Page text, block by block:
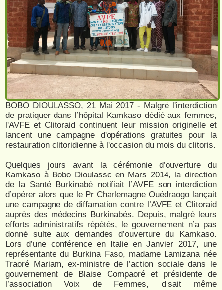
BOBO DIOULASSO, 21 Mai 2017 - Malgré l'interdiction
de pratiquer dans l’hôpital Kamkaso dédié aux femmes,
l'AVFE et Clitoraid continuent leur mission originelle et
lancent une campagne d'opérations gratuites pour la
restauration clitoridienne à l'occasion du mois du clitoris.
Quelques jours avant la cérémonie d’ouverture du
Kamkaso à Bobo Dioulasso en Mars 2014, la direction
de la Santé Burkinabé notifiait l’AVFE son interdiction
d’opérer alors que le Pr Charlemagne Ouédraogo lançait
une campagne de diffamation contre l’AVFE et Clitoraid
auprès des médecins Burkinabés. Depuis, malgré leurs
efforts administratifs répétés, le gouvernement n’a pas
donné suite aux demandes d’ouverture du Kamkaso.
Lors d’une conférence en Italie en Janvier 2017, une
représentante du Burkina Faso, madame Lamizana née
Traoré Mariam, ex-ministre de l’action sociale dans le
gouvernement de Blaise Compaoré et présidente de
l’association Voix de Femmes, disait même